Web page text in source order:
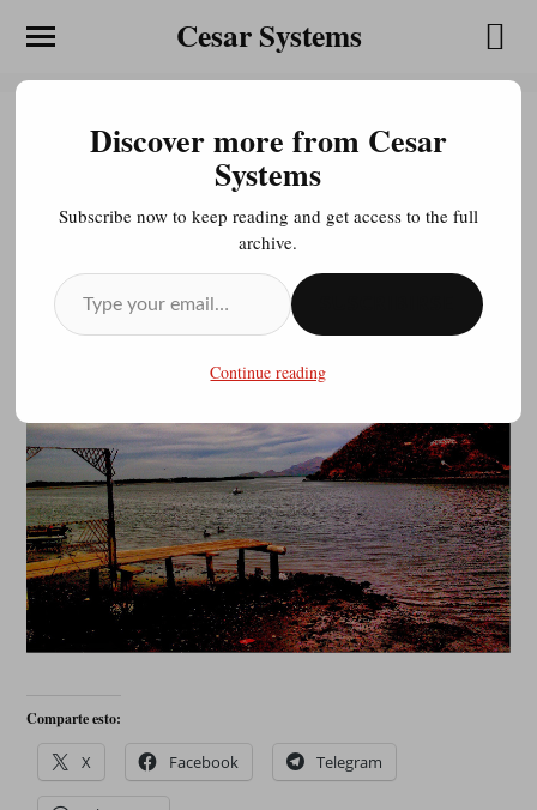
Cesar Systems
MAVIRI
MAYO 1, 2014
Comparte esto:
X Facebook Telegram
Discover more from Cesar
Systems
Subscribe now to keep reading and get access to the full
archive.
Continue reading